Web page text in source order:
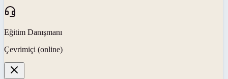
Eğitim Danışmanı
Çevrimiçi (online)